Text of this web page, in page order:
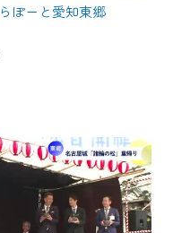
ぽーと愛知東郷